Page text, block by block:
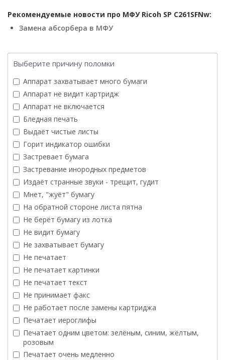
Рекомендуемые новости про МФУ Ricoh SP C261SFNw:
Замена абсорбера в МФУ
Выберите причину поломки
Аппарат захватывает много бумаги
Аппарат не видит картридж
Аппарат не включается
Бледная печать
Выдаёт чистые листы
Горит индикатор ошибки
Застревает бумага
Застревание инородных предметов
Издаёт странные звуки - трещит, гудит
Мнет, "жуёт" бумагу
На обратной стороне листа пятна
Не берёт бумагу из лотка
Не видит бумагу
Не захватывает бумагу
Не печатает
Не печатает картинки
Не печатает текст
Не принимает факс
Не работает после замены картриджа
Печатает иероглифы
Печатает одним цветом: зелёным, синим, жёлтым,
розовым
Печатает очень медленно